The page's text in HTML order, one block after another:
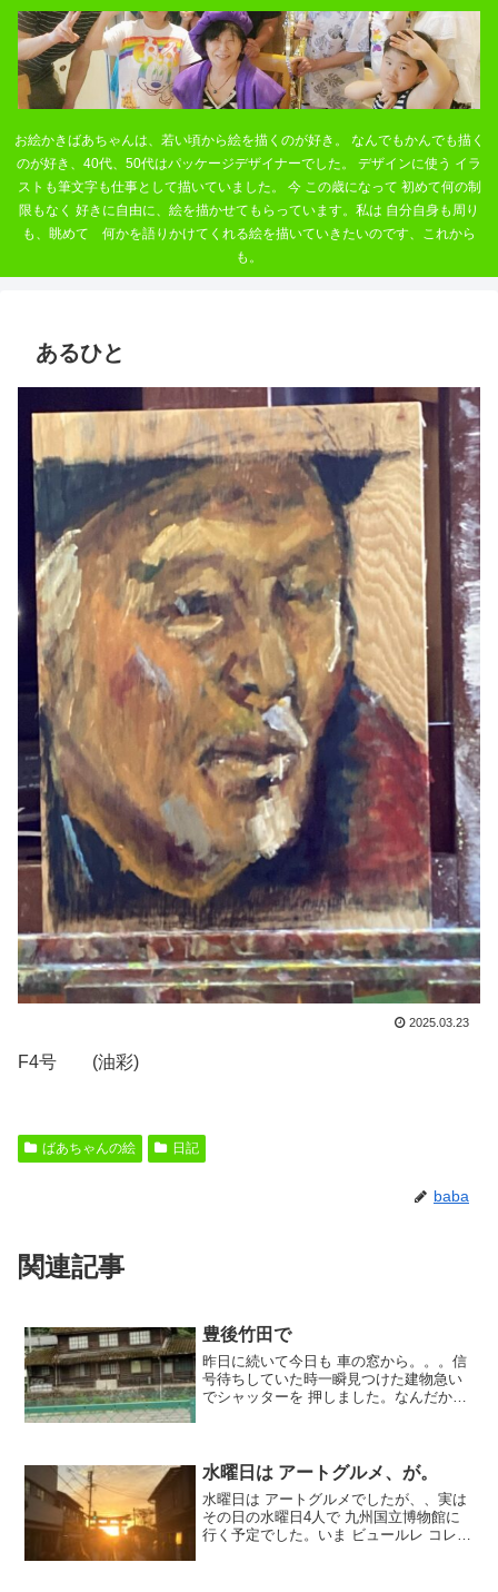
お絵かきばあちゃんは、若い頃から絵を描くのが好き。 なんでもかんでも描く
のが好き、40代、50代はパッケージデザイナーでした。 デザインに使う イラ
ストも筆文字も仕事として描いていました。 今 この歳になって 初めて何の制
限もなく 好きに自由に、絵を描かせてもらっています。私は 自分自身も周り
も、眺めて 何かを語りかけてくれる絵を描いていきたいのです、これから
も。
あるひと
2025.03.23
F4号 (油彩)
ばあちゃんの絵 日記
baba
関連記事
豊後竹田で
昨日に続いて今日も 車の窓から。。。信
号待ちしていた時一瞬見つけた建物急い
でシャッターを 押しました。なんだか自
派な 瓦屋...
水曜日は アートグルメ、が。
水曜日は アートグルメでしたが、、実は
その日の水曜日4人で 九州国立博物館に
行く予定でした。いま ビュールレ コレク